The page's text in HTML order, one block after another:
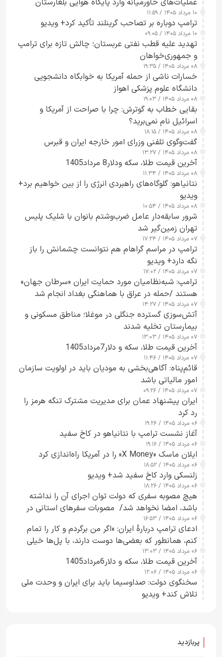
عملیات‌های خاورمیانه وارد پایگاه هوایی بلغارستان
شدند
۱۰ مرداد ۱۴۰۵ / ۱۱:۵۹
ترامپ دوباره بر تصاحب گرینلند تأکید کرد+ ویدیو
۱۰ مرداد ۱۴۰۵ / ۰۹:۰۵
تهدید علیه قطب نفتی عربستان؛ چالش تازه برای ترامپ
و جمهوری‌خواهان
۰۸ مرداد ۱۴۰۵ / ۱۹:۳۵
خسارات ناشی از حمله آمریکا به خوابگاه دانشجویی
دانشگاه علوم پزشکی اهواز
۰۸ مرداد ۱۴۰۵ / ۱۹:۰۳
بقایی خطاب به گوترش: چرا با صراحت از آمریکا و
اسرائیل نام نمی‌برید؟
۰۸ مرداد ۱۴۰۵ / ۱۸:۱۵
گفت‌وگوی تلفنی وزرای امور خارجه ایران و قبرس
۰۸ مرداد ۱۴۰۵ / ۱۳:۲۷
آخرین قیمت طلا، سکه ودلار8 مرداد1405
۰۸ مرداد ۱۴۰۵ / ۱۱:۳۴
نتانیاهو: گلوگاه‌های راهبردی انرژی را از بین خواهیم برد+
ویدیو
۰۸ مرداد ۱۴۰۵ / ۱۰:۵۴
شرور سابقه‌دار عامل ضرب‌وشتم بانوان با شلیک پلیس
تهران زمین‌گیر شد
۰۷ مرداد ۱۴۰۵ / ۱۷:۲۴
ترامپ در مراسم گراهام هم نتوانست چشمانش را باز
نگه دارد+ ویدیو
۰۷ مرداد ۱۴۰۵ / ۱۷:۰۲
ترامپ: شبه‌نظامیان مورد حمایت ایران «سرطان جهان»
هستند /حمله در عراق با هماهنگی بغداد انجام شد
۰۷ مرداد ۱۴۰۵ / ۱۴:۲۷
آتش‌سوزی گسترده جنگلی در موغلا؛ مناطق مسکونی و
بیمارستان تخلیه شدند
۰۷ مرداد ۱۴۰۵ / ۱۳:۰۳
آخرین قیمت طلا، سکه و دلار7مرداد1405
۰۷ مرداد ۱۴۰۵ / ۱۱:۴۶
قائم‌پناه: آگاهی‌بخشی به مودیان باید در اولویت سازمان
امور مالیاتی باشد
۰۷ مرداد ۱۴۰۵ / ۰۹:۲۶
ایران پیشنهاد عمان برای مدیریت مشترک تنگه هرمز را
رد کرد
۰۶ مرداد ۱۴۰۵ / ۱۹:۲۶
آغاز نشست ترامپ با نتانیاهو در کاخ سفید
۰۶ مرداد ۱۴۰۵ / ۱۹:۱۶
ایلان ماسک «X Money» را در آمریکا راه‌اندازی کرد
۰۶ مرداد ۱۴۰۵ / ۱۸:۵۲
زلنسکی وارد کاخ سفید شد+ ویدیو
۰۶ مرداد ۱۴۰۵ / ۱۸:۲۶
هیچ مصوبه سفری که دولت توان اجرای آن را نداشته
باشد، امضا نخواهد شد/ مصوبات سفرهای استانی در
چارچوب قانون بودجه است+ عکس
۰۶ مرداد ۱۴۰۵ / ۱۶:۵۳
ادعای ترامپ دربارهٔ ایران: «اگر من برگردم و کار را تمام
کنم، همانطور که بعضی‌ها دوست دارند، با پل‌ها خیلی
راحت می‌توانم بیشتر پل‌هایشان را در کمتر از یک
ساعت از بین ببرم+ ویدیو
۰۶ مرداد ۱۴۰۵ / ۱۳:۰۳
آخرین قیمت طلا، سکه و دلار6مرداد1405
۰۶ مرداد ۱۴۰۵ / ۱۲:۰۶
سخنگوی دولت: صداوسیما باید برای ایران و وحدت ملی
تلاش کند+ ویدیو
پربازدید